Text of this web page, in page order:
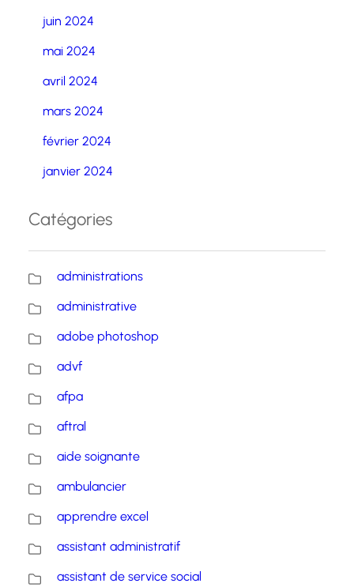
juin 2024
mai 2024
avril 2024
mars 2024
février 2024
janvier 2024
Catégories
administrations
administrative
adobe photoshop
advf
afpa
aftral
aide soignante
ambulancier
apprendre excel
assistant administratif
assistant de service social